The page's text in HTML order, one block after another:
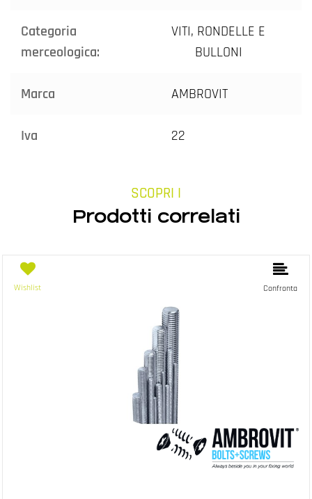
Categoria
merceologica:
VITI, RONDELLE E
BULLONI
Marca AMBROVIT
Iva 22
SCOPRI I
Prodotti correlati
Wishlist Confronta